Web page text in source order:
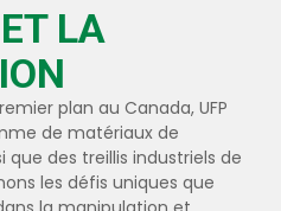
LA
plan au Canada, UFP
de matériaux de
des treillis industriels de
les défis uniques que